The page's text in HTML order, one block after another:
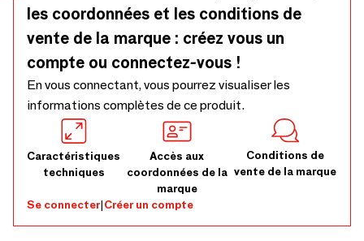
les coordonnées et les conditions de
vente de la marque : créez vous un
compte ou connectez-vous !
En vous connectant, vous pourrez visualiser les
informations complètes de ce produit.
Caractéristiques
techniques
Accès aux
coordonnées de la
marque
Conditions de
vente de la marque
Se connecter|Créer un compte